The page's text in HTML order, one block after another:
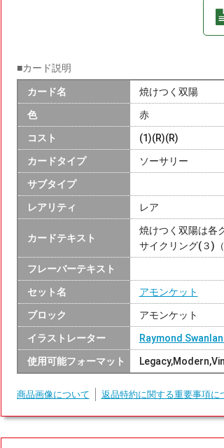
■カード説明
カード名 焼けつく双陽
色 赤
コスト (1)(R)(R)
カードタイプ ソーサリー
サブタイプ
レアリティ レア
カードテキスト
焼けつく双陽は各
サイクリング(３)
フレーバーテキスト
セット名 アモンケット
ブロック アモンケット
イラストレーター Raymond
使用可能フォーマット
商品画像について 返品特約に関する重要事項に